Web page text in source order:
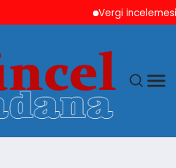
Vergi İncelemesi